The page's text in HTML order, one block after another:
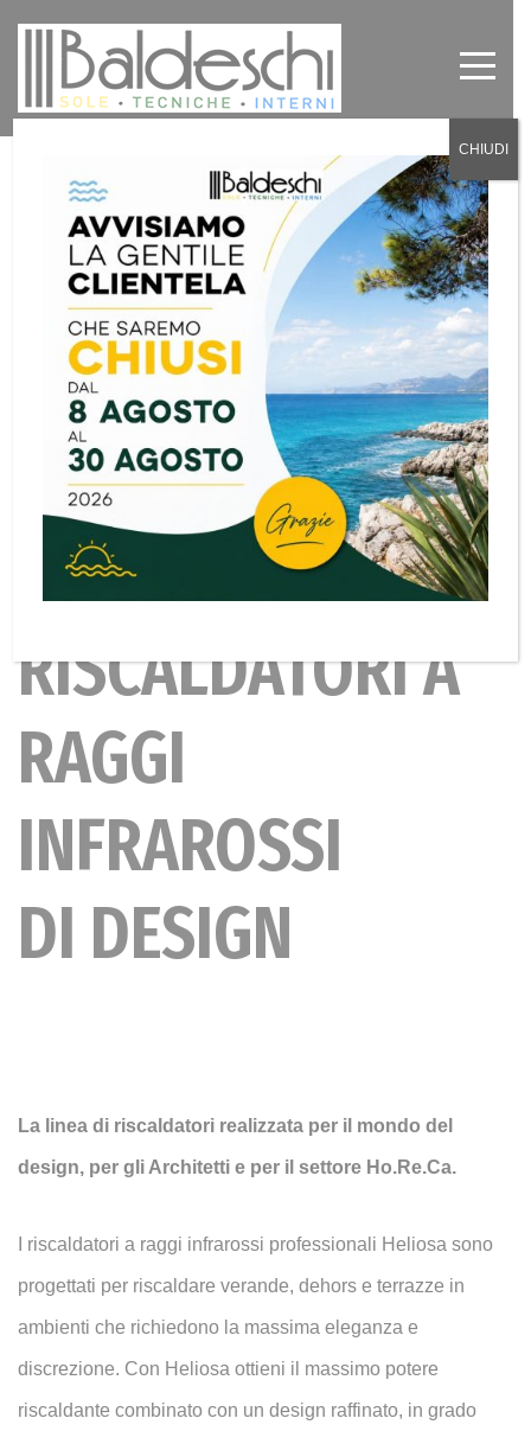
Riscaldatori elettrici ad infrarossi
Baldeschi in Accessori 0
RISCALDATORI A
RAGGI
INFRAROSSI
DI DESIGN
La linea di riscaldatori realizzata per il mondo del
design, per gli Architetti e per il settore Ho.Re.Ca.
I riscaldatori a raggi infrarossi professionali Heliosa sono
progettati per riscaldare verande, dehors e terrazze in
ambienti che richiedono la massima eleganza e
discrezione. Con Heliosa ottieni il massimo potere
riscaldante combinato con un design raffinato, in grado
CHIUDI